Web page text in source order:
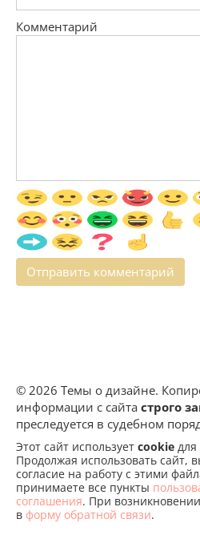
Комментарий
© 2026 Темы о дизайне.
информации с сайта строго
преследуется в судебном
Этот сайт использует cookie
Продолжая использовать сайт,
согласие на работу с этими
принимаете все пункты
соглашения. При
в форму обратной связи.